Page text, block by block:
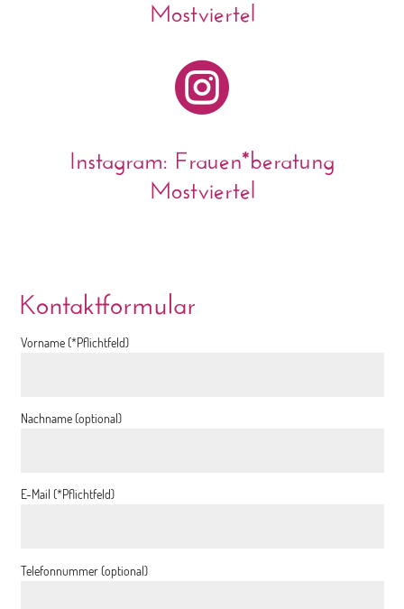
Mostviertel

Instagram: Frauen*beratung
Mostviertel
Kontaktformular
Vorname (*Pflichtfeld)
Nachname (optional)
E-Mail (*Pflichtfeld)
Telefonnummer (optional)